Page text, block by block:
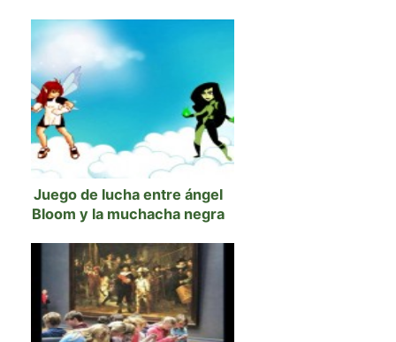
Juego de lucha entre ángel
Bloom y la muchacha negra